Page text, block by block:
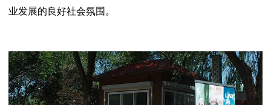
业发展的良好社会氛围。